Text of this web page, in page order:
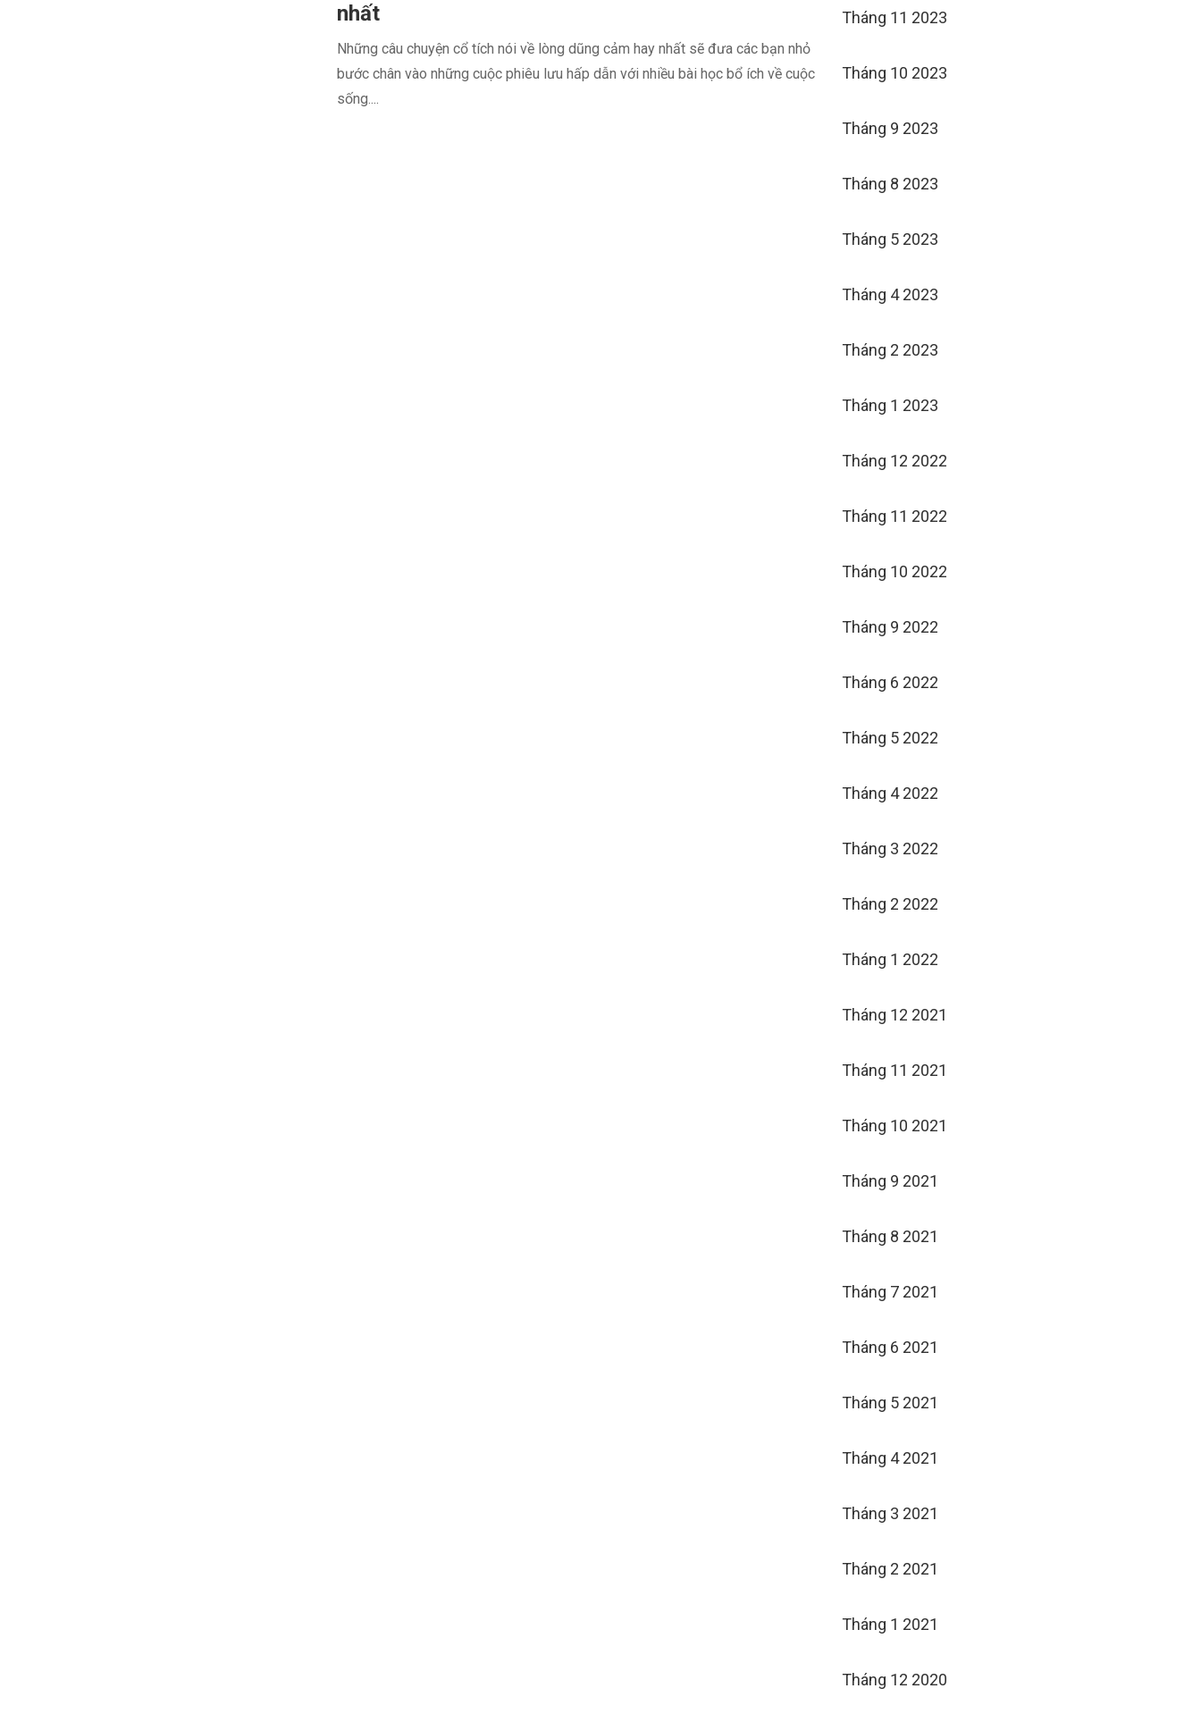
nhất
Những câu chuyện cổ tích nói về lòng dũng cảm hay nhất sẽ đưa các bạn nhỏ
bước chân vào những cuộc phiêu lưu hấp dẫn với nhiều bài học bổ ích về cuộc
sống....
Tháng 11 2023
Tháng 10 2023
Tháng 9 2023
Tháng 8 2023
Tháng 5 2023
Tháng 4 2023
Tháng 2 2023
Tháng 1 2023
Tháng 12 2022
Tháng 11 2022
Tháng 10 2022
Tháng 9 2022
Tháng 6 2022
Tháng 5 2022
Tháng 4 2022
Tháng 3 2022
Tháng 2 2022
Tháng 1 2022
Tháng 12 2021
Tháng 11 2021
Tháng 10 2021
Tháng 9 2021
Tháng 8 2021
Tháng 7 2021
Tháng 6 2021
Tháng 5 2021
Tháng 4 2021
Tháng 3 2021
Tháng 2 2021
Tháng 1 2021
Tháng 12 2020